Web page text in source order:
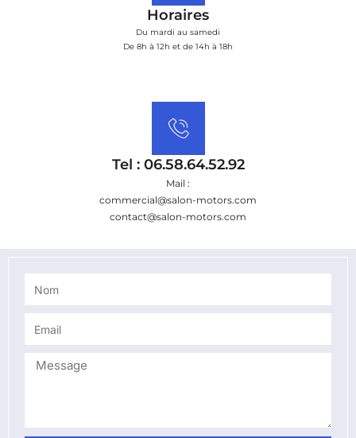
Horaires
Du mardi au samedi
De 8h à 12h et de 14h à 18h
Tel : 06.58.64.52.92
Mail :
commercial@salon-motors.com
contact@salon-motors.com